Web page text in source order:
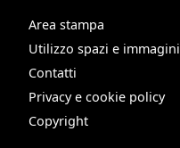
Area stampa
Utilizzo spazi e immagini
Contatti
Privacy e cookie policy
Copyright